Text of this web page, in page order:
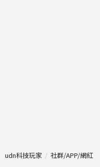
udn科技玩家 社群/APP/網紅